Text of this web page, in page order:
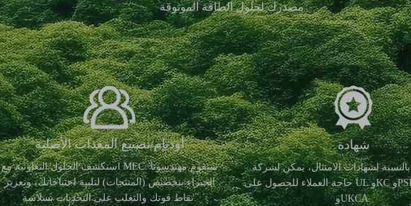
مصدرك لحلول الطاقة الموثوقة
أوديإم/تصنيع المعدات الأصلية
استكشف الحلول التعاونية مع MEC. سيقوم مهندسونا
الخبراء بتخصيص (المنتجات) لتلبية احتياجاتك، وتعزيز
نقاط قوتك والتغلب على التحديات بسلاسة.
شهادة
بالنسبة لشهادات الامتثال، يمكن لشركة MEC تلبية
حاجة العملاء للحصول على UL وKC وPSE وSAA وCE
وUKCA.